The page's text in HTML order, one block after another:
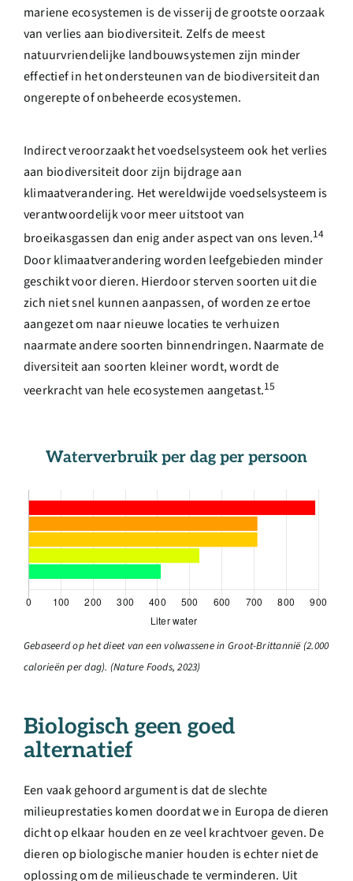
mariene ecosystemen is de visserij de grootste oorzaak
van verlies aan biodiversiteit. Zelfs de meest
natuurvriendelijke landbouwsystemen zijn minder
effectief in het ondersteunen van de biodiversiteit dan
ongerepte of onbeheerde ecosystemen.
Indirect veroorzaakt het voedselsysteem ook het verlies
aan biodiversiteit door zijn bijdrage aan
klimaatverandering. Het wereldwijde voedselsysteem is
verantwoordelijk voor meer uitstoot van
broeikasgassen dan enig ander aspect van ons leven.14
Door klimaatverandering worden leefgebieden minder
geschikt voor dieren. Hierdoor sterven soorten uit die
zich niet snel kunnen aanpassen, of worden ze ertoe
aangezet om naar nieuwe locaties te verhuizen
naarmate andere soorten binnendringen. Naarmate de
diversiteit aan soorten kleiner wordt, wordt de
veerkracht van hele ecosystemen aangetast.15
Waterverbruik per dag per persoon
Gebaseerd op het dieet van een volwassene in Groot-Brittannië (2.000
calorieën per dag). (Nature Foods, 2023)
Biologisch geen goed
alternatief
Een vaak gehoord argument is dat de slechte
milieuprestaties komen doordat we in Europa de dieren
dicht op elkaar houden en ze veel krachtvoer geven. De
dieren op biologische manier houden is echter niet de
oplossing om de milieuschade te verminderen. Uit